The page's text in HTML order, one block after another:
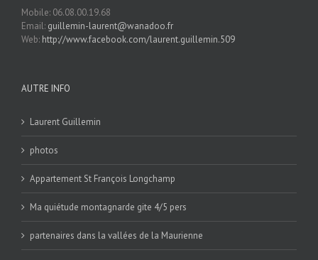
Mobile: 06.08.00.19.68
Email: guillemin-laurent@wanadoo.fr
Web: http://www.facebook.com/laurent.guillemin.509
AUTRE INFO
Laurent Guillemin
photos
Appartement St François Longchamp
Ma quiétude montagnarde gite 4/5 pers
partenaires dans la vallées de la Maurienne